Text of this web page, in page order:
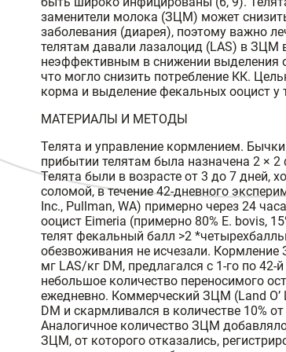
заменители молока (ЗЦМ) может
заболевания (диарея), поэтому важно
телятам давали лазалоцид (LAS) в ЗЦМ
неэффективным в снижении выделения
что могло снизить потребление КК.
корма и выделение фекальных ооцист
МАТЕРИАЛЫ И МЕТОДЫ
Телята и управление кормлением.
прибытии телятам была назначена 2 ×
Телята были в возрасте от 3 до 7 дней,
соломой, в течение 42-дневного
Inc., Pullman, WA) примерно через 24
ооцист Eimeria (примерно 80% E. bovis,
телят фекальный балл >2
обезвоживания не исчезали.
мг LAS/кг DM, предлагался с 1-го по
небольшое количество переносимого
ежедневно. Коммерческий ЗЦМ (Land O’
DM и скармливался в количестве 10%
Аналогичное количество ЗЦМ
ЗЦМ, от которого отказались,